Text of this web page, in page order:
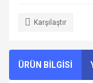
Karşılaştır
ÜRÜN BİLGİSİ